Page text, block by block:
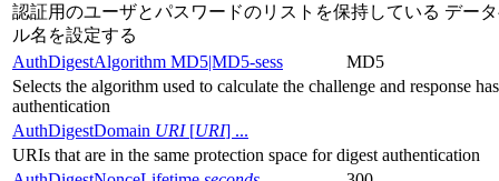
認証用のユーザとパスワードのリストを保持している デー
ル名を設定する
AuthDigestAlgorithm MD5|MD5-sess
MD5
Selects the algorithm used to calculate the challenge and response
authentication
AuthDigestDomain URI[URI] ...
URIs that are in the same protection space for digest authentication